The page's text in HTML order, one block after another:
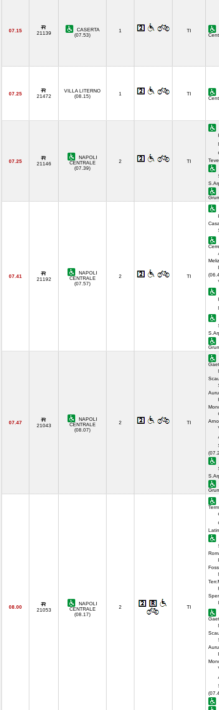
07.15 21139
CASERTA
(07.53)
1 TI
07.25 21472
VILLA LITERNO
(08.15)
1 TI
07.25 21146
NAPOLI
CENTRALE
(07.39)
2 TI
07.41
21192
NAPOLI
CENTRALE
(07.57)
2 TI
07.47
21043
NAPOLI
CENTRALE
(08.07)
2 TI
08.00
21053
NAPOLI
CENTRALE
(08.17)
2 TI